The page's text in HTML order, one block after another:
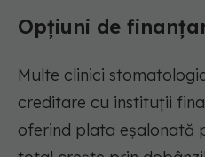
Opțiuni de
Multe clinici
creditare cu instituții
oferind plata eșalonată